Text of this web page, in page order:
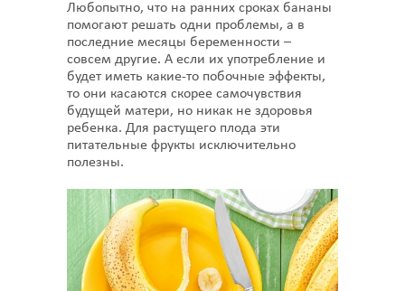
Любопытно, что на ранних сроках бананы
помогают решать одни проблемы, а в
последние месяцы беременности –
совсем другие. А если их употребление и
будет иметь какие-то побочные эффекты,
то они касаются скорее самочувствия
будущей матери, но никак не здоровья
ребенка. Для растущего плода эти
питательные фрукты исключительно
полезны.